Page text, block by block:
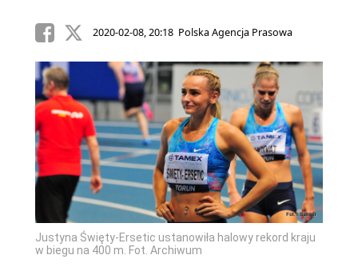
2020-02-08, 20:18 Polska Agencja Prasowa
Justyna Święty-Ersetic ustanowiła halowy rekord kraju
w biegu na 400 m. Fot. Archiwum